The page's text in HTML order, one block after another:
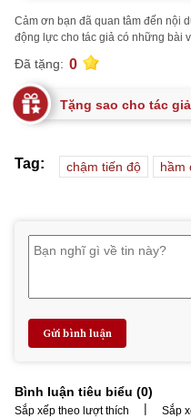
Cảm ơn bạn đã quan tâm đến nội
động lực cho tác giả có những bài
Đã tặng: 0
Tặng sao cho tác giả
Tag: chậm tiến độ hầm
Gửi bình luận
Bình luận tiêu biểu (0)
Sắp xếp theo lượt thích | Sắp